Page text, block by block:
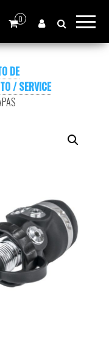
0
DE
/ SERVICE